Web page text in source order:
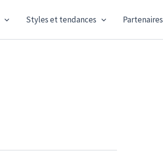
Styles et tendances Partenaires